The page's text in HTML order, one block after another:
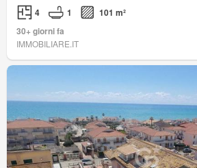
4 1
101 m²
30+ giorni fa
IMMOBILIARE.IT